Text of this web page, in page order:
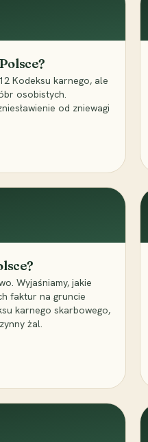
Kodeksu karnego, ale
osobistych.
od zniewagi
Wyjaśniamy, jakie
faktur na gruncie
karnego skarbowego,
żal.